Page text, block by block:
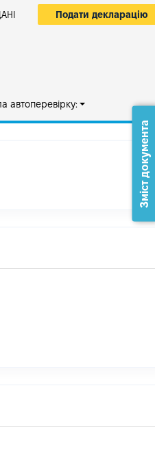
Подати декларацію
автоперевірку:
Зміст документа